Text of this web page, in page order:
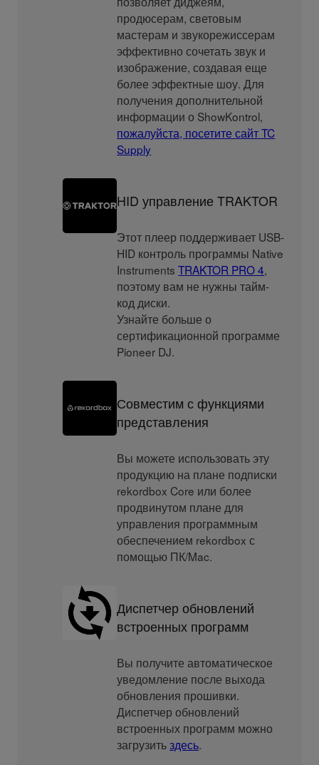
продюсерам, световым
мастерам и звукорежиссерам
эффективно сочетать звук и
изображение, создавая еще
более эффектные шоу. Для
получения дополнительной
информации о ShowKontrol,
пожалуйста, посетите сайт TC
Supply
HID управление TRAKTOR
Этот плеер поддерживает USB-
HID контроль программы Native
InstrumentsTRAKTOR PRO 4,
поэтому вам не нужны тайм-
код диски.
Узнайте больше о
сертификационной программе
Pioneer DJ.
Совместим с функциями
представления
Вы можете использовать эту
продукцию на плане подписки
rekordbox Core или более
продвинутом плане для
управления программным
обеспечением rekordbox с
помощью ПК/Mac.
Диспетчер обновлений
встроенных программ
Вы получите автоматическое
уведомление после выхода
обновления прошивки.
Диспетчер обновлений
встроенных программ можно
загрузитьздесь.